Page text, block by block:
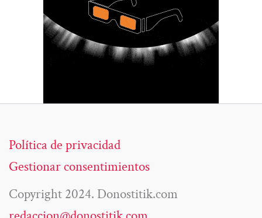
Política de privacidad
Gestionar consentimientos
Copyright 2024. Donostitik.com